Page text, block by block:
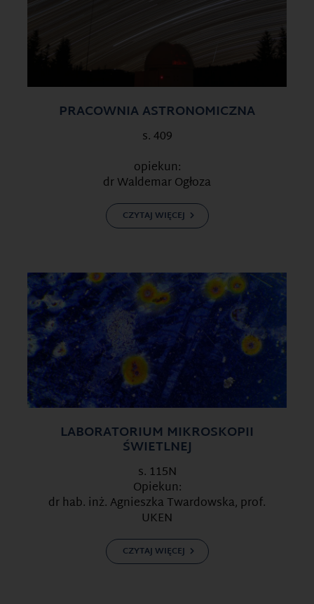
PRACOWNIA ASTRONOMICZNA
s. 409
opiekun:
dr Waldemar Ogłoza
CZYTAJ WIĘCEJ
LABORATORIUM MIKROSKOPII
ŚWIETLNEJ
s. 115N
Opiekun:
dr hab. inż. Agnieszka Twardowska, prof.
UKEN
CZYTAJ WIĘCEJ